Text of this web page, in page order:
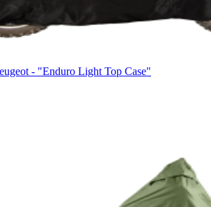
- "Enduro Light Top Case"